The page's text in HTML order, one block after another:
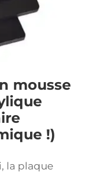
mousse
!)
la plaque